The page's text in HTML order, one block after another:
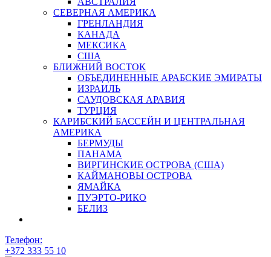
СЕВЕРНАЯ АМЕРИКА
ГРЕНЛАНДИЯ
КАНАДА
МЕКСИКА
США
БЛИЖНИЙ ВОСТОК
ОБЪЕДИНЕННЫЕ АРАБСКИЕ ЭМИРАТЫ
ИЗРАИЛЬ
САУДОВСКАЯ АРАВИЯ
ТУРЦИЯ
КАРИБСКИЙ БАССЕЙН И ЦЕНТРАЛЬНАЯ
АМЕРИКА
БЕРМУДЫ
ПАНАМА
ВИРГИНСКИЕ ОСТРОВА (США)
КАЙМАНОВЫ ОСТРОВА
ЯМАЙКА
ПУЭРТО-РИКО
БЕЛИЗ
Телефон:
+372 333 55 10